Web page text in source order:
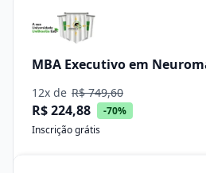
MBA Executivo em
12x de R$ 749,60
R$ 224,88
-70%
Inscrição grátis